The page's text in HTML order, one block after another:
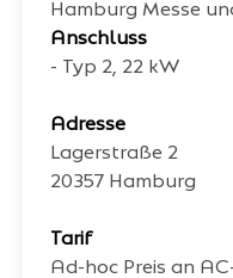
Hamburg Messe
Anschluss
- Typ 2, 22 kW
Adresse
Lagerstraße 2
20357 Hamburg
Tarif
Ad-hoc Preis an